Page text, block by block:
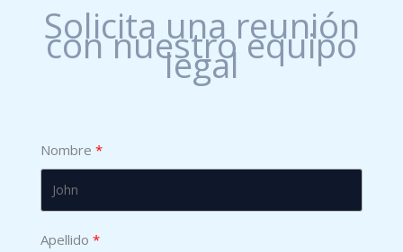
Solicita una reunión
con nuestro equipo
legal
Nombre
Apellido